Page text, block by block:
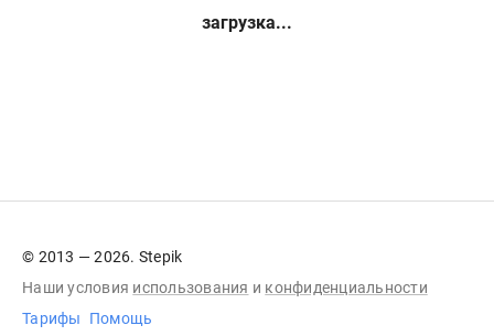
загрузка...
© 2013 — 2026. Stepik
Наши условия использования и конфиденциальности
Тарифы
Помощь